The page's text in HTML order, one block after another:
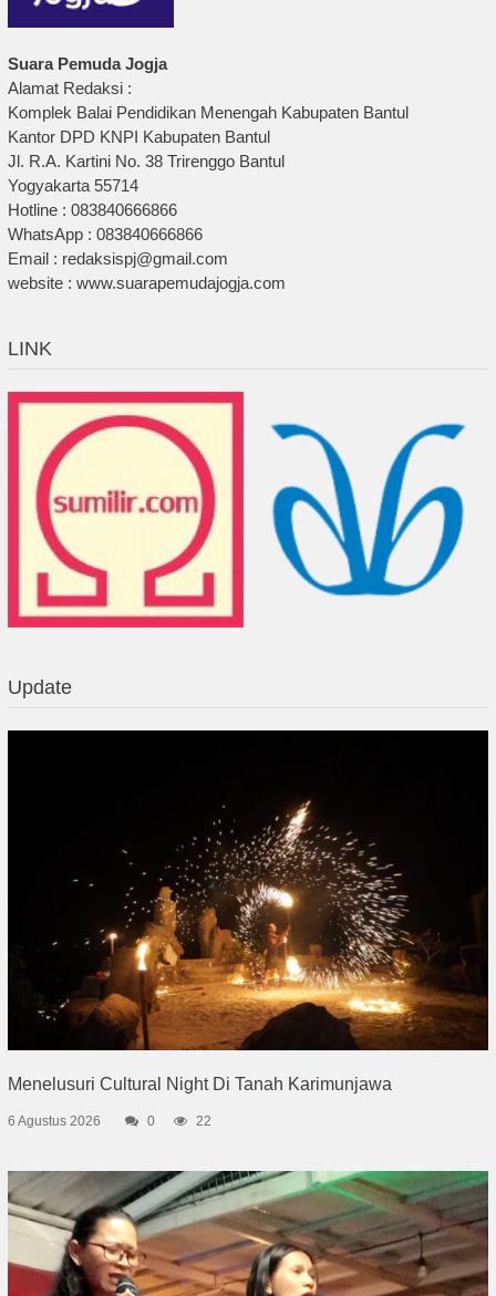
Suara Pemuda Jogja
Alamat Redaksi :
Komplek Balai Pendidikan Menengah Kabupaten Bantul
Kantor DPD KNPI Kabupaten Bantul
Jl. R.A. Kartini No. 38 Trirenggo Bantul
Yogyakarta 55714
Hotline : 083840666866
WhatsApp : 083840666866
Email : redaksispj@gmail.com
website : www.suarapemudajogja.com
LINK
Update
Menelusuri Cultural Night Di Tanah Karimunjawa
6 Agustus 2026 0 22